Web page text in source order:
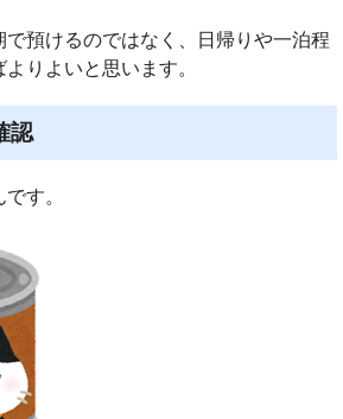
預けるのではなく、日帰りや一泊程
りよいと思います。
認
す。